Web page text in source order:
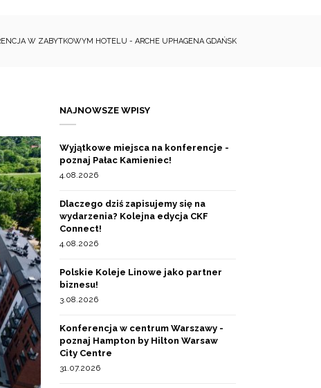
W ZABYTKOWYM HOTELU - ARCHE UPHAGENA GDAŃSK
NAJNOWSZE WPISY
Wyjątkowe miejsca na konferencje -
poznaj Pałac Kamieniec!
4.08.2026
Dlaczego dziś zapisujemy się na
wydarzenia? Kolejna edycja CKF
Connect!
4.08.2026
Polskie Koleje Linowe jako partner
biznesu!
3.08.2026
Konferencja w centrum Warszawy -
poznaj Hampton by Hilton Warsaw
City Centre
31.07.2026